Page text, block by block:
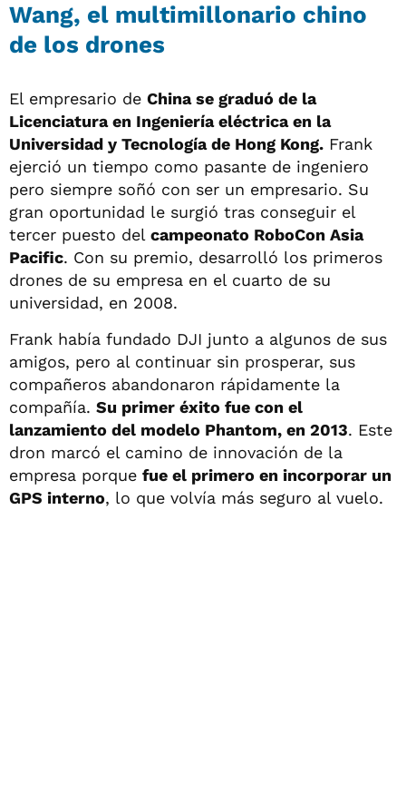
Wang, el multimillonario chino
de los drones
El empresario de China se graduó de la
Licenciatura en Ingeniería eléctrica en la
Universidad y Tecnología de Hong Kong. Frank
ejerció un tiempo como pasante de ingeniero
pero siempre soñó con ser un empresario. Su
gran oportunidad le surgió tras conseguir el
tercer puesto del campeonato RoboCon Asia
Pacific. Con su premio, desarrolló los primeros
drones de su empresa en el cuarto de su
universidad, en 2008.
Frank había fundado DJI junto a algunos de sus
amigos, pero al continuar sin prosperar, sus
compañeros abandonaron rápidamente la
compañía. Su primer éxito fue con el
lanzamiento del modelo Phantom, en 2013. Este
dron marcó el camino de innovación de la
empresa porque fue el primero en incorporar un
GPS interno, lo que volvía más seguro al vuelo.